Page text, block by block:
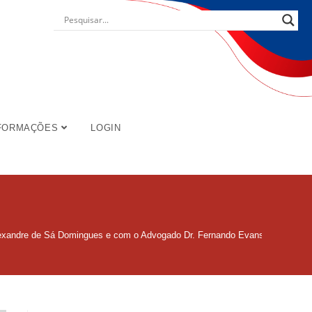
LOGIN
de Sá Domingues e com o Advogado Dr. Fernando Evans,